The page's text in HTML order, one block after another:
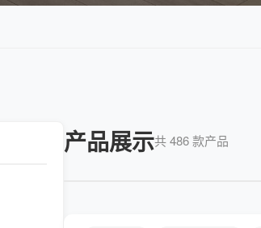
产品展示共 486 款产品